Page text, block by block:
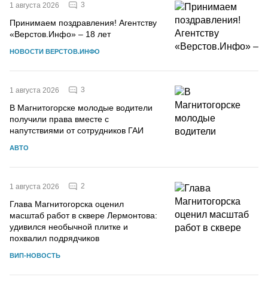
1 августа 2026 3
Принимаем поздравления! Агентству
«Верстов.Инфо» – 18 лет
НОВОСТИ ВЕРСТОВ.ИНФО
1 августа 2026 3
В Магнитогорске молодые водители
получили права вместе с
напутствиями от сотрудников ГАИ
АВТО
1 августа 2026 2
Глава Магнитогорска оценил
масштаб работ в сквере Лермонтова:
удивился необычной плитке и
похвалил подрядчиков
ВИП-НОВОСТЬ